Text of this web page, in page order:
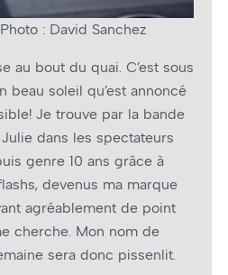
: David Sanchez
au bout du quai. C’est sous
beau soleil qu’est annoncé
Je trouve par la bande
dans les spectateurs
genre 10 ans grâce à
devenus ma marque
agréablement de point
cherche. Mon nom de
sera donc pissenlit.